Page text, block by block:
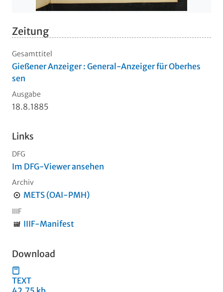
Zeitung
Gesamttitel
Gießener Anzeiger : General-Anzeiger für Oberhes
sen
Ausgabe
18.8.1885
Links
DFG
Im DFG-Viewer ansehen
Archiv
METS (OAI-PMH)
IIIF
IIIF-Manifest
Download
TEXT